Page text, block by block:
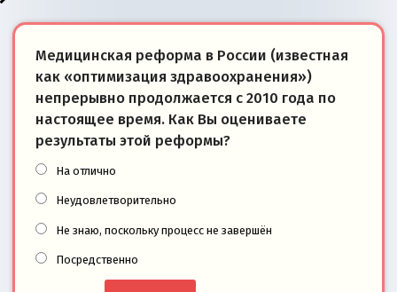
Медицинская реформа в России (известная
как «оптимизация здравоохранения»)
непрерывно продолжается с 2010 года по
настоящее время. Как Вы оцениваете
результаты этой реформы?
На отлично
Неудовлетворительно
Не знаю, поскольку процесс не завершён
Посредственно